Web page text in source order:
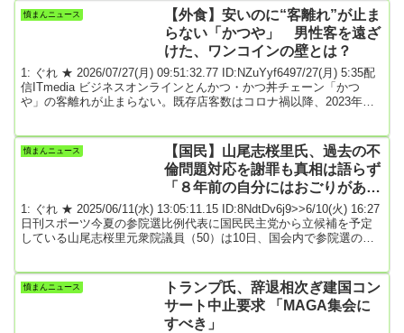
い、テレビやスマートフォンの画面をみつめ呆然としていた。江田
氏は事務所に姿を見せず、支持者や報道陣には、解散が伝えられ
た。元通商産業省官僚の出身で立憲民主...
憤まんニュース
【外食】安いのに“客離れ”が止ま
らない「かつや」 男性客を遠ざ
けた、ワンコインの壁とは？
1: ぐれ ★ 2026/07/27(月) 09:51:32.77 ID:NZuYyf6497/27(月) 5:35配
信ITmedia ビジネスオンラインとんかつ・かつ丼チェーン「かつ
や」の客離れが止まらない。既存店客数はコロナ禍以降、2023年度
93.9％だった。最近の外食産業で客離れが深刻なのは「餃子の王
将」といった客単価が1200円を超えるチェーンだ。一方...
憤まんニュース
【国民】山尾志桜里氏、過去の不
倫問題対応を謝罪も真相は語らず
「８年前の自分にはおごりがあっ
た」 ★3
1: ぐれ ★ 2025/06/11(水) 13:05:11.15 ID:8NdtDv6j9>>6/10(火) 16:27
日刊スポーツ今夏の参院選比例代表に国民民主党から立候補を予定
している山尾志桜里元衆院議員（50）は10日、国会内で参院選の出
との「ダブル不倫」疑惑を報じられた8年前を振り返り「8年前の自
分には大変おごりがあった。8年前の自分の行動と対応の未熟さをお
憤まんニュース
トランプ氏、辞退相次ぎ建国コン
サート中止要求 「MAGA集会に
すべき」